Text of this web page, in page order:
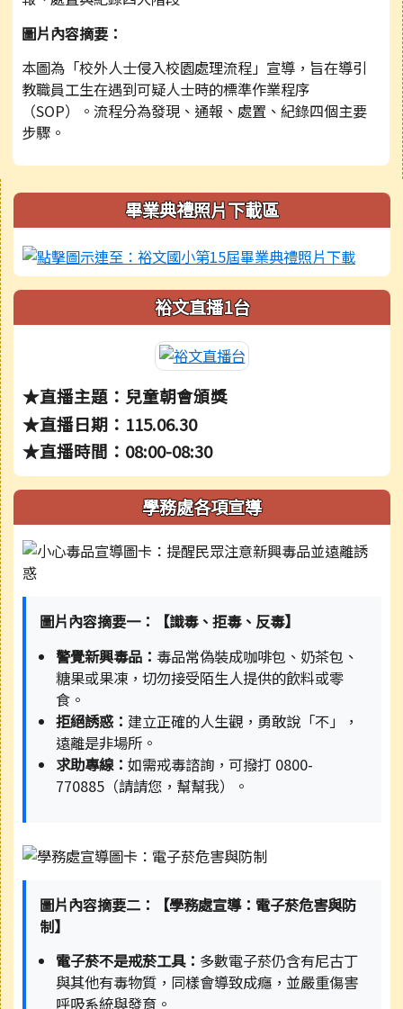
圖片內容摘要：
本圖為「校外人士侵入校園處理流程」宣導，旨在導引
教職員工生在遇到可疑人士時的標準作業程序
（SOP）。流程分為發現、通報、處置、紀錄四個主要
步驟。
右邊區域內容畢業典禮照片下載區
裕文直播1台
★直播主題：兒童朝會頒獎
★直播日期：115.06.30
★直播時間：08:00-08:30
學務處各項宣導
圖片內容摘要一：【識毒、拒毒、反毒】
警覺新興毒品： 毒品常偽裝成咖啡包、奶茶包、
糖果或果凍，切勿接受陌生人提供的飲料或零
食。
拒絕誘惑： 建立正確的人生觀，勇敢說「不」，
遠離是非場所。
求助專線：如需戒毒諮詢，可撥打 0800-
770885（請請您，幫幫我）。
圖片內容摘要二：【學務處宣導：電子菸危害與防
制】
電子菸不是戒菸工具： 多數電子菸仍含有尼古丁
與其他有毒物質，同樣會導致成癮，並嚴重傷害
呼吸系統與發育。